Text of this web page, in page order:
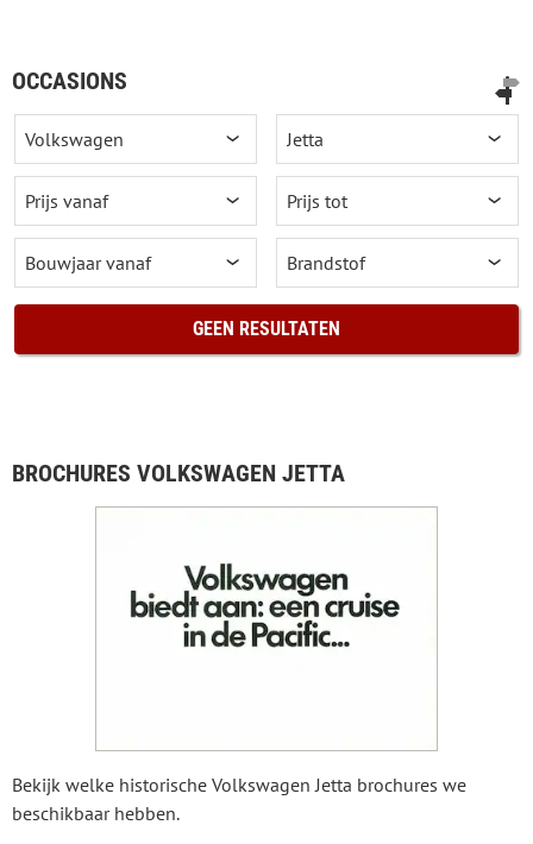
OCCASIONS
GEEN RESULTATEN
BROCHURES VOLKSWAGEN JETTA
Bekijk welke historische Volkswagen Jetta brochures we
beschikbaar hebben.